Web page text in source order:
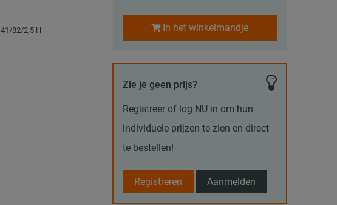
41/82/2,5 H In het winkelmandje
Zie je geen prijs?
Registreer of log NU in om hun
individuele prijzen te zien en direct
te bestellen!
Registreren Aanmelden